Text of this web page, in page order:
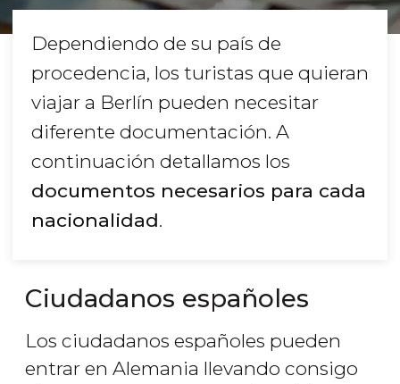
Dependiendo de su país de
procedencia, los turistas que quieran
viajar a Berlín pueden necesitar
diferente documentación. A
continuación detallamos los
documentos necesarios para cada
nacionalidad.
Ciudadanos españoles
Los ciudadanos españoles pueden
entrar en Alemania llevando consigo